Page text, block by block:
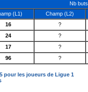
Nb buts
(L1)
Champ (L2)
16 ?
24 ?
17 ?
96 ?
pour les joueurs de Ligue 1